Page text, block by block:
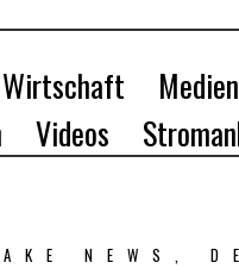
Wirtschaft Medien
Videos
NEWS,